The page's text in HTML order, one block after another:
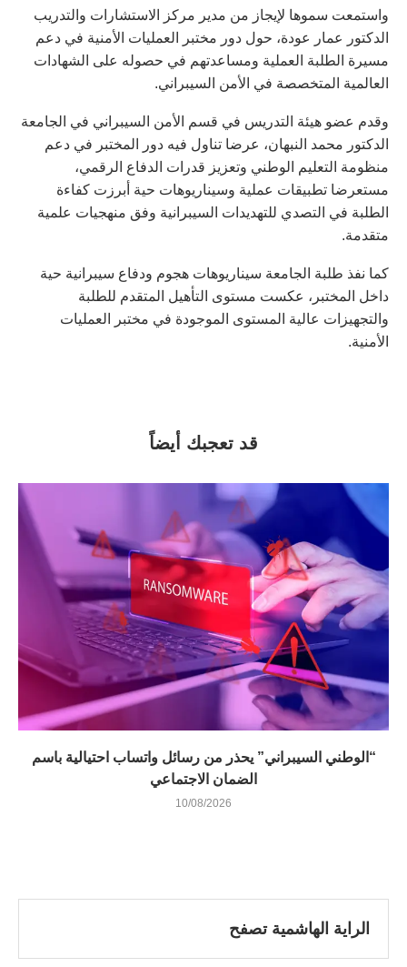
واستمعت سموها لإيجاز من مدير مركز الاستشارات والتدريب
الدكتور عمار عودة، حول دور مختبر العمليات الأمنية في دعم
مسيرة الطلبة العملية ومساعدتهم في حصوله على الشهادات
العالمية المتخصصة في الأمن السيبراني.
وقدم عضو هيئة التدريس في قسم الأمن السيبراني في الجامعة
الدكتور محمد النبهان، عرضا تناول فيه دور المختبر في دعم
منظومة التعليم الوطني وتعزيز قدرات الدفاع الرقمي،
مستعرضا تطبيقات عملية وسيناريوهات حية أبرزت كفاءة
الطلبة في التصدي للتهديدات السيبرانية وفق منهجيات علمية
متقدمة.
كما نفذ طلبة الجامعة سيناريوهات هجوم ودفاع سيبرانية حية
داخل المختبر، عكست مستوى التأهيل المتقدم للطلبة
والتجهيزات عالية المستوى الموجودة في مختبر العمليات
الأمنية.
قد تعجبك أيضاً
“الوطني السيبراني” يحذر من رسائل واتساب احتيالية باسم
الضمان الاجتماعي
10/08/2026
الراية الهاشمية تصفح